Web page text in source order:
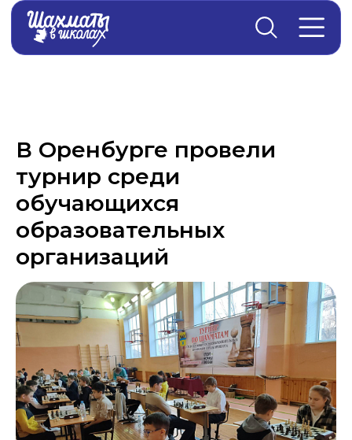
В Оренбурге провели
турнир среди
обучающихся
образовательных
организаций